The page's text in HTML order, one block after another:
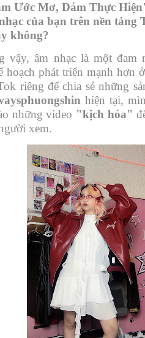
Ước Mơ, Dám Thực
của bạn trên nền tảng
không?
vậy, âm nhạc là một đam
hoạch phát triển mạnh hơn
riêng để chia sẻ những
hiện tại,
những video "kịch hóa"
xem.